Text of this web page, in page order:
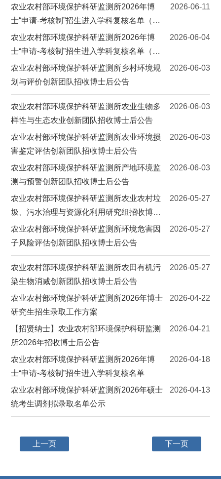
2026-06-11
农业农村部环境保护科研监测所2026年博
士“申请-考核制”招生进入学科复核名单（补
充报名第二批）
2026-06-04
农业农村部环境保护科研监测所2026年博
士“申请-考核制”招生进入学科复核名单（补
充报名）
2026-06-03
农业农村部环境保护科研监测所乡村环境规
划与评价创新团队招收博士后公告
2026-06-03
农业农村部环境保护科研监测所农业生物多
样性与生态农业创新团队招收博士后公告
2026-06-03
农业农村部环境保护科研监测所农业环境损
害鉴定评估创新团队招收博士后公告
2026-06-03
农业农村部环境保护科研监测所产地环境监
测与预警创新团队招收博士后公告
2026-05-27
农业农村部环境保护科研监测所农业农村垃
圾、污水治理与资源化利用研究组招收博士
后公告
2026-05-27
农业农村部环境保护科研监测所环境危害因
子风险评估创新团队招收博士后公告
2026-05-27
农业农村部环境保护科研监测所农田有机污
染生物消减创新团队招收博士后公告
2026-04-22
农业农村部环境保护科研监测所2026年博士
研究生招生录取工作方案
2026-04-21
【招贤纳士】农业农村部环境保护科研监测
所2026年招收博士后公告
2026-04-18
农业农村部环境保护科研监测所2026年博
士“申请-考核制”招生进入学科复核名单
2026-04-13
农业农村部环境保护科研监测所2026年硕士
统考生调剂拟录取名单公示
上一页 下一页